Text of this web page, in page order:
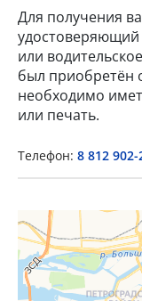
Для получения
или
был приобретён
необходимо
или печать.
Телефон: 8 812 902-